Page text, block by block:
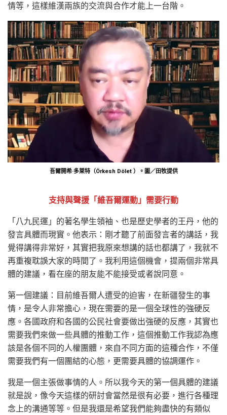
情等，這樣維漢兩族的交流與合作才能上一台階。
吾爾開希·多萊特（Örkesh Dölet ）。圖／田牧提供
支持與聲援「維吾爾運動」需要行動
「八九民運」的著名學生領袖、也是歷史學者的王丹，他的
發言具體而現實。他表示：剛才聽了前面發言者的講話，我
覺得講得非常好，其實把我原來想講的話也都講了，我就不
再重複耽誤大家的時間了。我利用這個機會，提兩個非常具
體的建議，看在座的朋友能不能接受或者說同意。
第一個建議：目前維吾爾人遭受的迫害，在新疆發生的事
情，是令人非常擔心，現在需要的是一個全球性的強硬反
應。各國政府和各國的公民社會要做出強硬的反應，其實也
需要我們來做一些具體的推動工作，這個推動工作我認為應
該是各個不同的人權團體，來自不同方面的這種合作，不僅
需要我們有一個團結的心態，更需要具體的協調運作。
我是一個主張做事情的人。所以我今天的第一個具體的建議
就是說，像今天這樣的研討會當然是很有必要，進行各種理
念上的溝通等等。但是我還是希望我們能夠盡快的有類似